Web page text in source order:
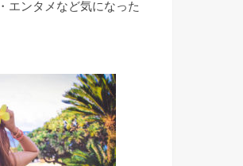
エンタメなど気になった